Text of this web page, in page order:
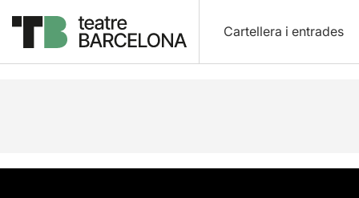
Cartellera i entrades
Descripció Fitxa artística